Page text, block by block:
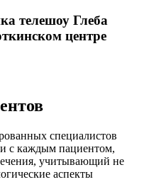
телешоу Глеба
центре
специалистов
с каждым пациентом,
учитывающий не
аспекты